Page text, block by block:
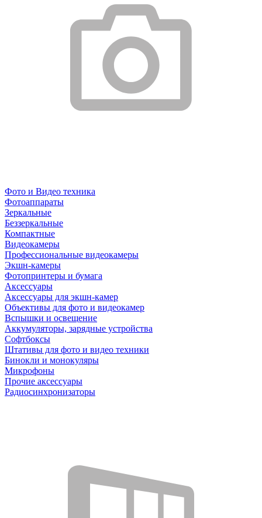
Фото и Видео техника
Фотоаппараты
Зеркальные
Беззеркальные
Компактные
Видеокамеры
Профессиональные видеокамеры
Экшн-камеры
Фотопринтеры и бумага
Аксессуары
Аксессуары для экшн-камер
Объективы для фото и видеокамер
Вспышки и освещение
Аккумуляторы, зарядные устройства
Софтбоксы
Штативы для фото и видео техники
Бинокли и монокуляры
Микрофоны
Прочие аксессуары
Радиосинхронизаторы